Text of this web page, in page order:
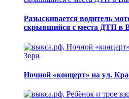
Разыскивается водитель
скрывшийся с места ДТП в
Ночной «концерт» на ул.